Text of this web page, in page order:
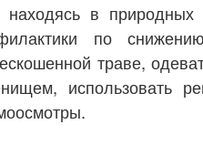
в природных
по
траве,
использовать